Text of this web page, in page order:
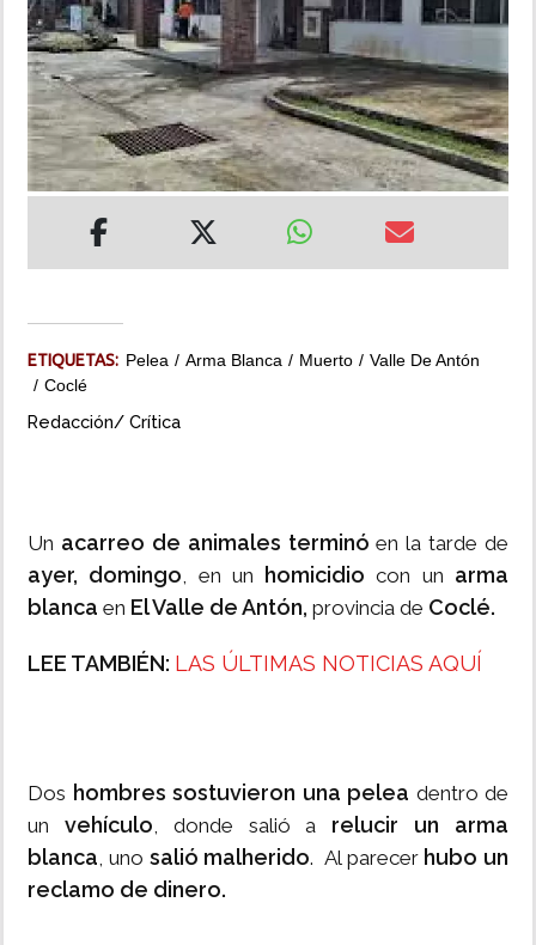
MUNDO
INSÓLITAS
MULTIMEDIA
IMPRESO
ETIQUETAS: Pelea Arma Blanca Muerto
Valle De Antón
Coclé
Redacción/ Crítica
Un acarreo de animales terminó en la tarde de
ayer, domingo, en un homicidio con un arma
blanca en El Valle de Antón, provincia de Coclé.
LEE TAMBIÉN: LAS ÚLTIMAS NOTICIAS AQUÍ
Dos hombres sostuvieron una pelea dentro de
un vehículo, donde salió a relucir un arma
blanca, uno salió malherido. Al parecer hubo un
reclamo de dinero.